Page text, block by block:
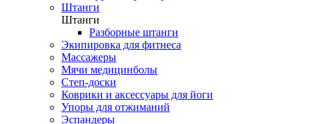
Штанги
Штанги
Разборные штанги
Экипировка для фитнеса
Массажеры
Мячи медицинболы
Степ-доски
Коврики и аксессуары для йоги
Упоры для отжиманий
Эспандеры